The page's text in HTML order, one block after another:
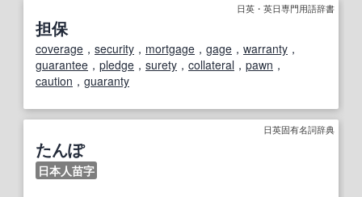
日英・英日専門用語辞書
担保
coverage ， security ， mortgage ， gage ， warranty ，
guarantee ， pledge ， surety ， collateral ， pawn ，
caution ， guaranty
日英固有名詞辞典
たんぽ
日本人苗字